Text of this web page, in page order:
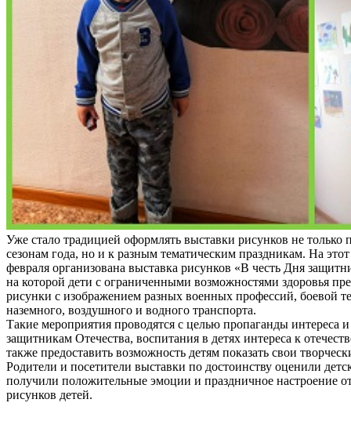
Уже стало традицией оформлять выставки рисунков не
сезонам года, но и к разным тематическим праздникам. На этот
февраля организована выставка рисунков «В честь Дня
на которой дети с ограниченными возможностями здоровья
рисунки с изображением разных военных профессий, боевой
наземного, воздушного и водного транспорта.
Такие мероприятия проводятся с целью пропаганды интереса
защитникам Отечества, воспитания в детях интереса к
также предоставить возможность детям показать свои
Родители и посетители выставки по достоинству оценили
получили положительные эмоции и праздничное настроение
рисунков детей.